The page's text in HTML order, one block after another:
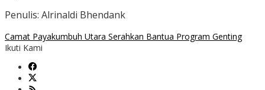
Penulis: Alrinaldi Bhendank
Camat Payakumbuh Utara Serahkan Bantua Program Genting
Ikuti Kami